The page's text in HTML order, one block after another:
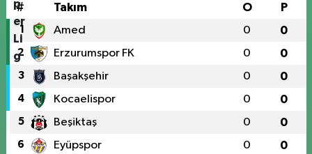
# Takım O P
1 Amed 0 0
2 Erzurumspor FK 0 0
3 Başakşehir 0 0
4 Kocaelispor 0 0
5 Beşiktaş 0 0
6 Eyüpspor 0 0